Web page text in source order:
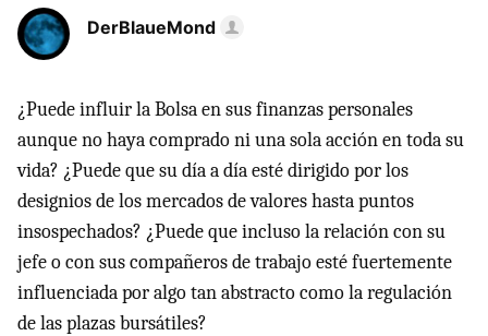
DerBlaueMond
¿Puede influir la Bolsa en sus finanzas personales
aunque no haya comprado ni una sola acción en toda su
vida? ¿Puede que su día a día esté dirigido por los
designios de los mercados de valores hasta puntos
insospechados? ¿Puede que incluso la relación con su
jefe o con sus compañeros de trabajo esté fuertemente
influenciada por algo tan abstracto como la regulación
de las plazas bursátiles?